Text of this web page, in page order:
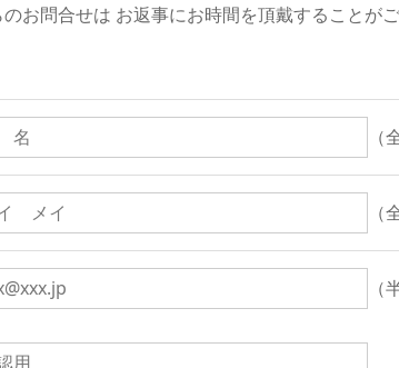
お問合せは お返事にお時間を頂戴することが
（
（
（